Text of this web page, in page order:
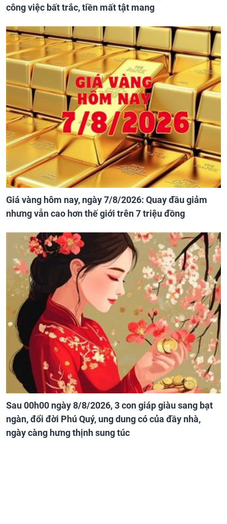
công việc bất trắc, tiền mất tật mang
Giá vàng hôm nay, ngày 7/8/2026: Quay đầu giảm
nhưng vẫn cao hơn thế giới trên 7 triệu đồng
Sau 00h00 ngày 8/8/2026, 3 con giáp giàu sang bạt
ngàn, đổi đời Phú Quý, ung dung có của đầy nhà,
ngày càng hưng thịnh sung túc